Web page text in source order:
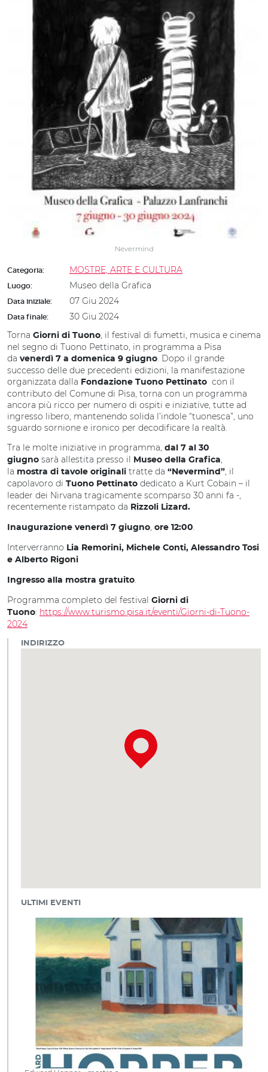
Nevermind
Categoria: MOSTRE, ARTE E CULTURA
Luogo: Museo della Grafica
Data iniziale: 07 Giu 2024
Data finale:
30 Giu 2024
Torna Giorni di Tuono, il festival di fumetti, musica e cinema
nel segno di Tuono Pettinato, in programma a Pisa
da venerdì 7 a domenica 9 giugno. Dopo il grande
successo delle due precedenti edizioni, la manifestazione
organizzata dalla Fondazione Tuono Pettinato con il
contributo del Comune di Pisa, torna con un programma
ancora più ricco per numero di ospiti e iniziative, tutte ad
ingresso libero, mantenendo solida l’indole “tuonesca”, uno
sguardo sornione e ironico per decodificare la realtà.
Tra le molte iniziative in programma, dal 7 al 30
giugno sarà allestita presso il Museo della Grafica,
la mostra di tavole originali tratte da “Nevermind”, il
capolavoro di Tuono Pettinato dedicato a Kurt Cobain – il
leader dei Nirvana tragicamente scomparso 30 anni fa -,
recentemente ristampato da Rizzoli Lizard.
Inaugurazione venerdì 7 giugno, ore 12:00.
Interverranno Lia Remorini, Michele Conti, Alessandro Tosi
e Alberto Rigoni
Ingresso alla mostra gratuito.
Programma completo del festival
Giorni di
Tuono: https://www.turismo.pisa.it/eventi/Giorni-di-Tuono-
2024
INDIRIZZO
ULTIMI EVENTI